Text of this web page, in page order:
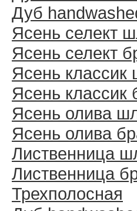
Дуб
Ясень селект
Ясень селект
Ясень
Ясень
Ясень олива
Ясень олива
Лиственница
Лиственница
Трехполосная